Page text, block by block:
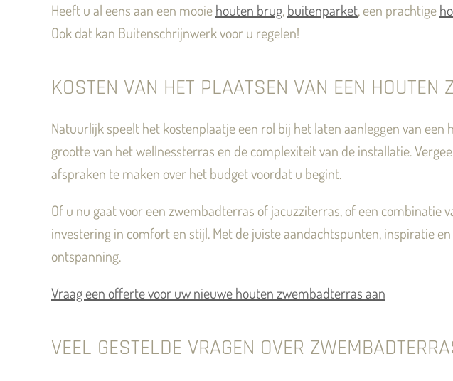
Heeft u al eens aan een mooiehouten brug,buitenparket, een prachtige
Ook dat kan Buitenschrijnwerk voor u regelen!
KOSTEN VAN HET PLAATSEN VAN EEN HOUTEN
Natuurlijk speelt het kostenplaatje een rol bij het laten aanleggen van
grootte van het wellnessterras en de complexiteit van de installatie.
afspraken te maken over het budget voordat u begint.
Of u nu gaat voor een zwembadterras of jacuzziterras, of een combinatie
investering in comfort en stijl. Met de juiste aandachtspunten, inspiratie
ontspanning.
Vraag een offerte voor uw nieuwe houten zwembadterras aan
VEEL GESTELDE VRAGEN OVER